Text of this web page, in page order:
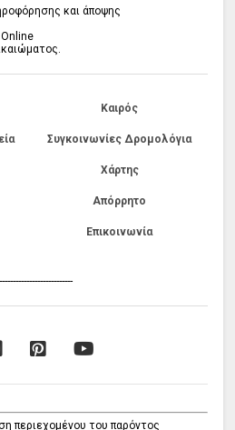
και άποψης
Καιρός
Συγκοινωνίες Δρομολόγια
Χάρτης
Απόρρητο
Επικοινωνία
περιεχομένου του παρόντος